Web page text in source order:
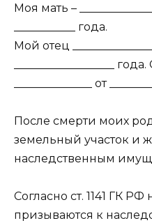
Моя мать –
___________ года.
Мой отец
__________________
______________ от
После смерти моих
земельный участок и
наследственным
Согласно ст. 1141 ГК
призываются к